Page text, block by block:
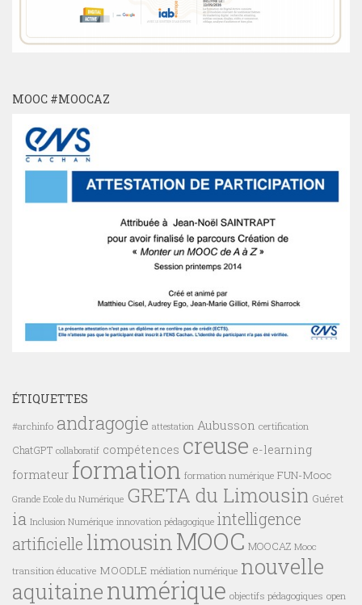
MOOC #MOOCAZ
ÉTIQUETTES
#archinfo andragogie attestation Aubusson certification
ChatGPT collaboratif compétences creuse e-learning
formateur formation formation numérique FUN-Mooc
Grande Ecole du Numérique GRETA du Limousin Guéret
ia Inclusion Numérique innovation pédagogique intelligence
artificielle limousinMOOC MOOCAZ Mooc
transition éducative MOODLE médiation numérique nouvelle
aquitainenumérique objectifs pédagogiques open